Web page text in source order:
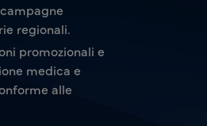
regionali.
promozionali e
medica e
alle